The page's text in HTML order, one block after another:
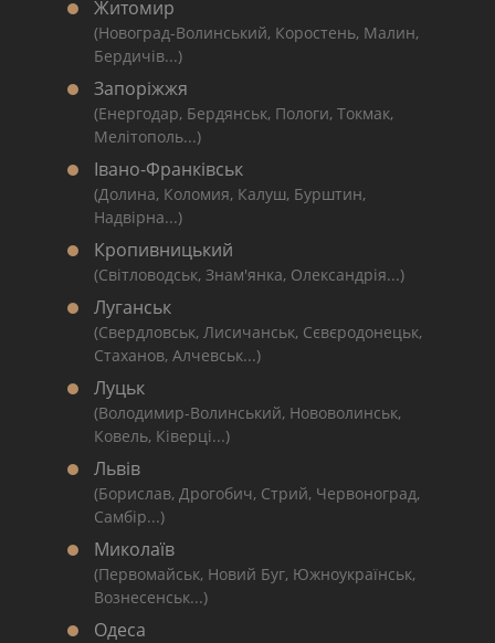
Житомир
(Новоград-Волинський, Коростень, Малин,
Бердичів...)
Запоріжжя
(Енергодар, Бердянськ, Пологи, Токмак,
Мелітополь...)
Івано-Франківськ
(Долина, Коломия, Калуш, Бурштин,
Надвірна...)
Кропивницький
(Світловодськ, Знам'янка, Олександрія...)
Луганськ
(Свердловськ, Лисичанськ, Сєвєродонецьк,
Стаханов, Алчевськ...)
Луцьк
(Володимир-Волинський, Нововолинськ,
Ковель, Ківерці...)
Львів
(Борислав, Дрогобич, Стрий, Червоноград,
Самбір...)
Миколаїв
(Первомайськ, Новий Буг, Южноукраїнськ,
Вознесенськ...)
Одеса